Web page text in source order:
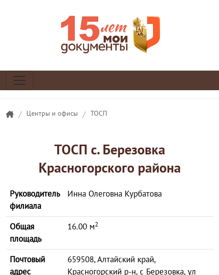
/ Центры и офисы / ТОСП
ТОСП с. Березовка
Красногорского района
Руководитель
филиала
Инна Олеговна Курбатова
Общая
площадь
16.00 м2
Почтовый
адрес
659508, Алтайский край,
Красногорский р-н, с Березовка, ул